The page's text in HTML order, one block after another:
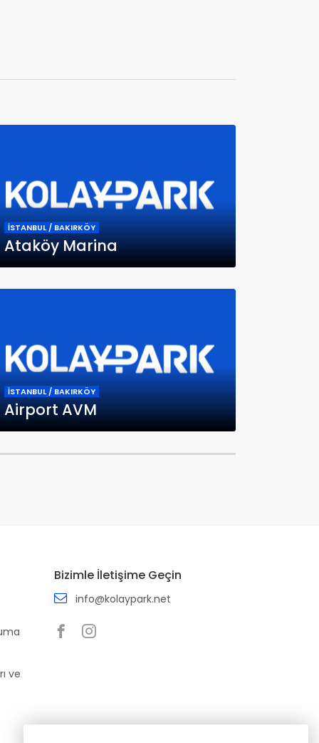
İSTANBUL / BAKIRKÖY
Ataköy Marina
İSTANBUL / BAKIRKÖY
Airport AVM
ve
Bizimle İletişime Geçin
info@kolaypark.net